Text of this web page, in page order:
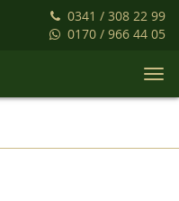
0341 / 308 22 99
0170 / 966 44 05